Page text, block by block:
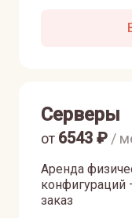
Серверы
Аренда
конфигураций
заказ
от 6543 ₽ /